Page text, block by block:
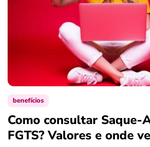
benefícios
Como consultar Saque-
FGTS? Valores e onde